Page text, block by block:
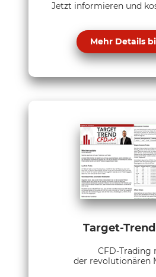
Jetzt informieren und
Mehr Details
Target-
CFD-Trading
der revolutionären